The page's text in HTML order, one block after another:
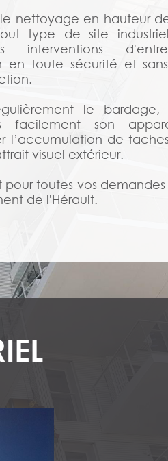
nettoyage en hauteur
type de site
interventions
en toute sécurité et
le bardage,
facilement son
l’accumulation de
visuel extérieur.
pour toutes vos
de l'Hérault.